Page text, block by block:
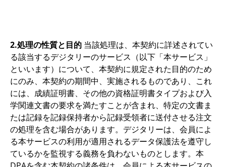
2.処理の性質と目的 当該処理は、本契約に詳述されてい
る該当するデジタリーのサービス（以下「本サービス」
といいます）について、本契約に規定された目的のため
にのみ、本契約の期間中、実施されるものであり、これ
には、成績証明書、その他の資格証明書タイプおよび入
学関連文書の要求を満たすことが含まれ、特定の文書ま
たは記録を記録保持者から記録受領者に送付させる注文
の処理を含む場合があります。デジタリーは、会員によ
る本サービスの利用が適用されるデータ保護法を遵守し
ているかを監視する義務を負わないものとします。本